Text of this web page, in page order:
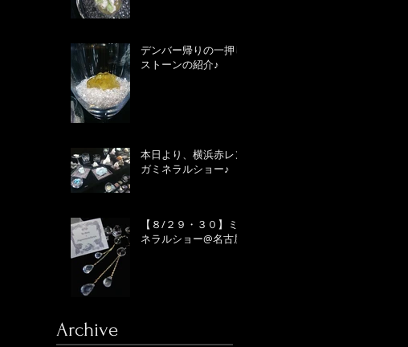
デンバー帰りの一押し
ストーンの紹介♪
本日より、横浜赤レン
ガミネラルショー♪
【８/２９・３０】ミ
ネラルショー@名古屋
Archive